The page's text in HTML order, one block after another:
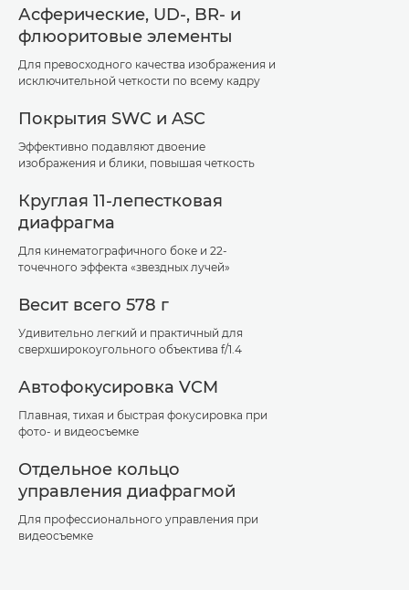
Асферические, UD-, BR- и
флюоритовые элементы
Для превосходного качества изображения и
исключительной четкости по всему кадру
Покрытия SWC и ASC
Эффективно подавляют двоение
изображения и блики, повышая четкость
Круглая 11-лепестковая
диафрагма
Для кинематографичного боке и 22-
точечного эффекта «звездных лучей»
Весит всего 578 г
Удивительно легкий и практичный для
сверхширокоугольного объектива f/1.4
Автофокусировка VCM
Плавная, тихая и быстрая фокусировка при
фото- и видеосъемке
Отдельное кольцо
управления диафрагмой
Для профессионального управления при
видеосъемке